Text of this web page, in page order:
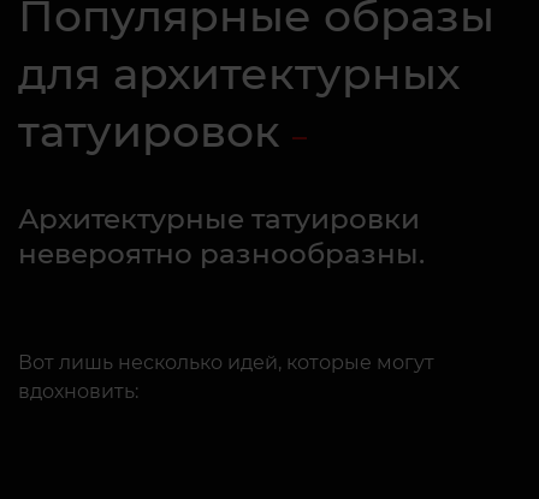
Популярные образы
для архитектурных
татуировок
Архитектурные татуировки
невероятно разнообразны.
Вот лишь несколько идей, которые могут
вдохновить: